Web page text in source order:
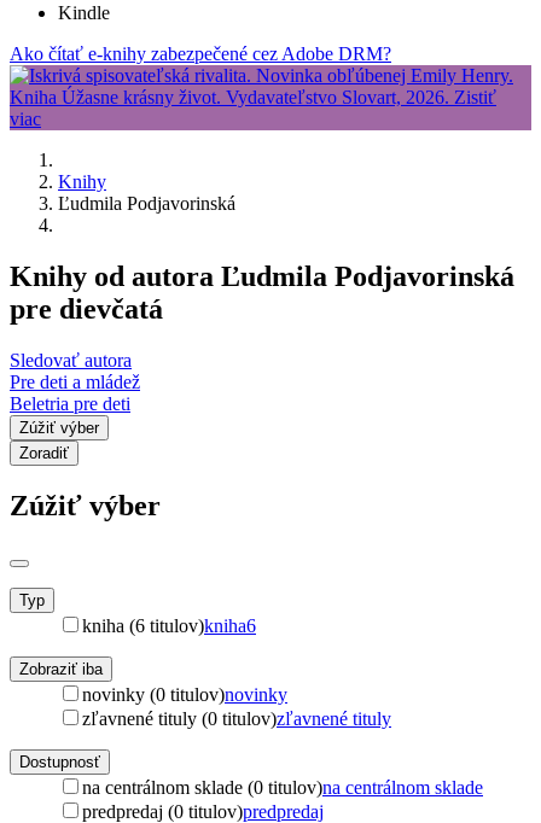
Kindle
Ako čítať e-knihy zabezpečené cez Adobe DRM?
Knihy
Ľudmila Podjavorinská
Knihy od autora Ľudmila Podjavorinská
pre dievčatá
Sledovať autora
Pre deti a mládež
Beletria pre deti
Zúžiť výber
Zoradiť
Zúžiť výber
Typ
kniha (6 titulov)kniha6
Zobraziť iba
novinky (0 titulov)novinky
zľavnené tituly (0 titulov)zľavnené tituly
Dostupnosť
na centrálnom sklade (0 titulov)na centrálnom sklade
predpredaj (0 titulov)predpredaj